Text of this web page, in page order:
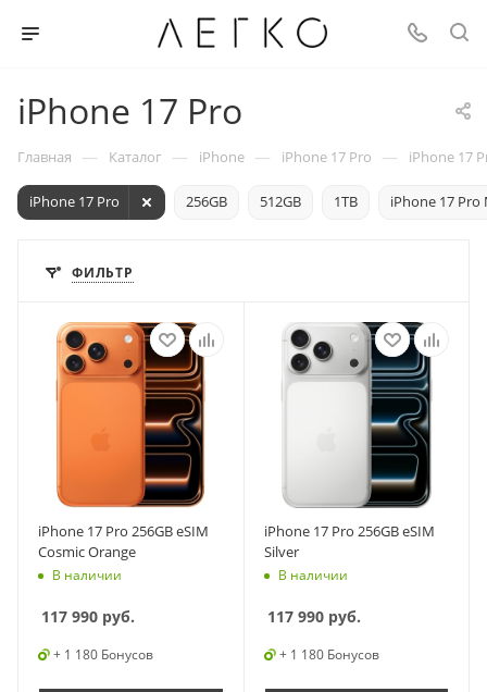
iPhone 17 Pro
Главная — Каталог — iPhone — iPhone 17 Pro — iPhone 17
256GB 512GB 1TB
iPhone 17 Pro iPhone 17 Pro
ФИЛЬТР
iPhone 17 Pro 256GB eSIM
Cosmic Orange
В наличии
117 990 руб.
+ 1 180 Бонусов
iPhone 17 Pro 256GB eSIM
Silver
В наличии
117 990руб.
+ 1 180 Бонусов